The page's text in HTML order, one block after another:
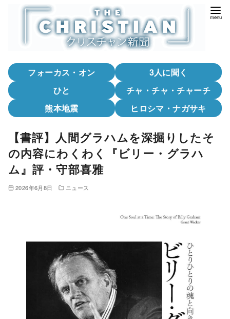
フォーカス・オン
3人に聞く
ひと
チャ・チャ・チャーチ
熊本地震
ヒロシマ・ナガサキ
【書評】人間グラハムを深掘りしたそ
の内容にわくわく『ビリー・グラハ
ム』評・守部喜雅
2026年6月8日 ニュース